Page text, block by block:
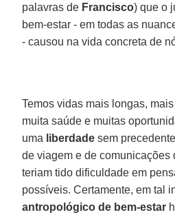
palavras de Francisco) que o
bem-estar - em todas as
- causou na vida concreta de
Temos vidas mais longas,
muita saúde e muitas
uma liberdade sem
de viagem e de comunicações
teriam tido dificuldade em
possíveis. Certamente, em tal
antropológico de bem-estar